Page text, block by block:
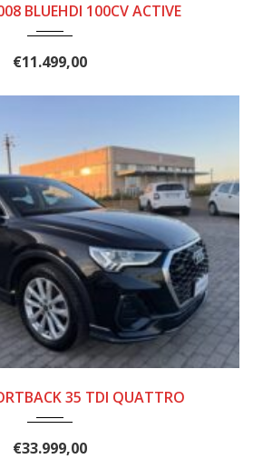
BLUEHDI 100CV ACTIVE
€11.499,00
35 TDI QUATTRO
€33.999,00